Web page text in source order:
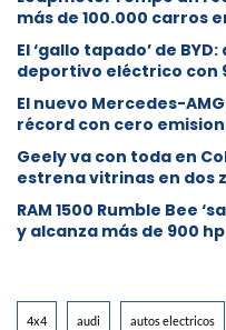
más de 100.000 carros
El ‘gallo tapado’ de
deportivo eléctrico con
El nuevo Mercedes-
récord con cero
Geely va con toda en
estrena vitrinas en dos
RAM 1500 Rumble Bee
y alcanza más de 900 hp
4x4 audi autos electricos